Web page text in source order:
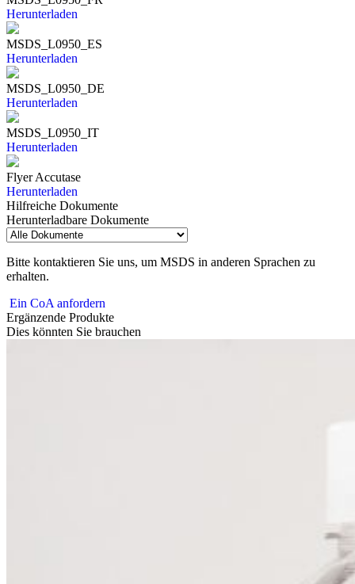
Herunterladen
MSDS_L0950_ES
Herunterladen
MSDS_L0950_DE
Herunterladen
MSDS_L0950_IT
Herunterladen
Flyer Accutase
Herunterladen
Hilfreiche Dokumente
Herunterladbare Dokumente
Bitte kontaktieren Sie uns, um MSDS in anderen Sprachen zu
erhalten.
Ein CoA anfordern
Ergänzende Produkte
Dies könnten Sie brauchen